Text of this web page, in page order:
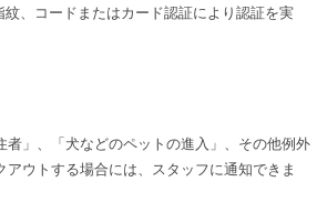
、コードまたはカード認証により認証を実
者」、「犬などのペットの進入」、その他例外
アウトする場合には、スタッフに通知できま